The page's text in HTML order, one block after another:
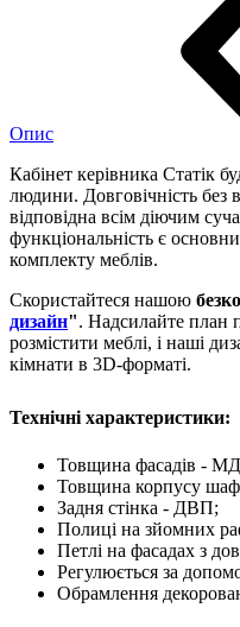
Опис
Кабінет керівника Статік
людини. Довговічність без
відповідна всім діючим
функціональність є
комплекту меблів.
Скористайтеся нашою
дизайн". Надсилайте план
розмістити меблі, і наші
кімнати в 3D-форматі.
Технічні характеристики:
Товщина фасадів -
Товщина корпусу
Задня стінка - ДВП;
Полиці на зйомних
Петлі на фасадах з
Регулюється за
Обрамлення